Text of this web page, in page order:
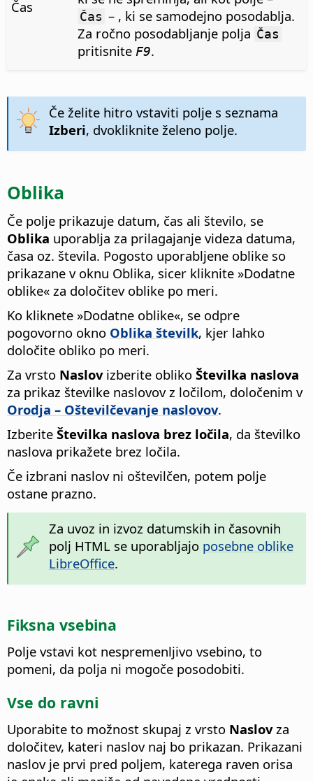
Čas
Čas – , ki se samodejno posodablja.
Za ročno posodabljanje polja Čas
pritisnite F9.
Če želite hitro vstaviti polje s seznama
Izberi, dvokliknite želeno polje.
Oblika
Če polje prikazuje datum, čas ali število, se
Oblika uporablja za prilagajanje videza datuma,
časa oz. števila. Pogosto uporabljene oblike so
prikazane v oknu Oblika, sicer kliknite »Dodatne
oblike« za določitev oblike po meri.
Ko kliknete »Dodatne oblike«, se odpre
pogovorno okno Oblika številk, kjer lahko
določite obliko po meri.
Za vrsto Naslovizberite obliko Številka naslova
za prikaz številke naslovov z ločilom, določenim v
Orodja – Oštevilčevanje naslovov.
Izberite Številka naslova brez ločila, da številko
naslova prikažete brez ločila.
Če izbrani naslov ni oštevilčen, potem polje
ostane prazno.
Za uvoz in izvoz datumskih in časovnih
polj HTML se uporabljajo posebne oblike
LibreOffice.
Fiksna vsebina
Polje vstavi kot nespremenljivo vsebino, to
pomeni, da polja ni mogoče posodobiti.
Vse do ravni
Uporabite to možnost skupaj z vrsto Naslovza
določitev, kateri naslov naj bo prikazan. Prikazani
naslov je prvi pred poljem, katerega raven orisa